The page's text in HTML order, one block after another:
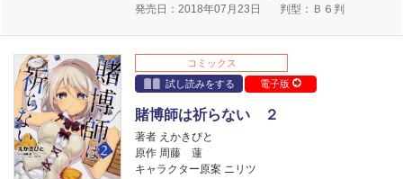
発売日：2018年07月23日
判型：Ｂ６判
コミックス
試し読みをする
電子版
賭博師は祈らない ２
著者 えかきびと
原作 周藤 蓮
キャラクター原案 ニリツ